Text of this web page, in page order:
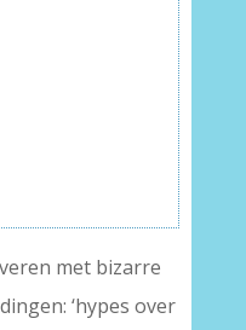
met bizarre
‘hypes over